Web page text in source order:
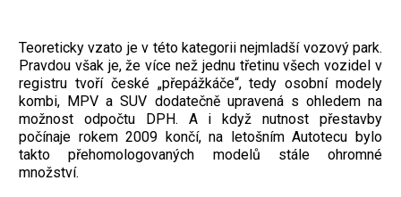
Teoreticky vzato je v této kategorii nejmladší vozový park.
Pravdou však je, že více než jednu třetinu všech vozidel v
registru tvoří české „přepážkáče“, tedy osobní modely
kombi, MPV a SUV dodatečně upravená s ohledem na
možnost odpočtu DPH. A i když nutnost přestavby
počínaje rokem 2009 končí, na letošním Autotecu bylo
takto přehomologovaných modelů stále ohromné
množství.